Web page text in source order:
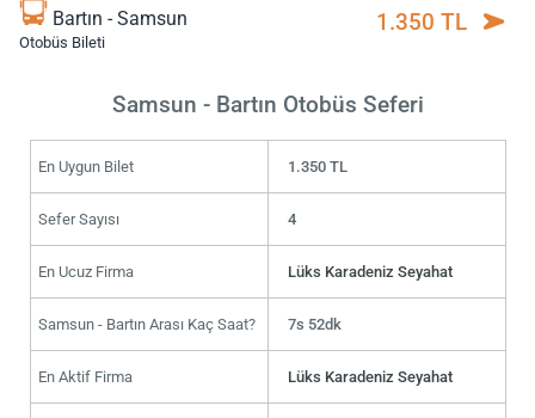
Bartın - Samsun
Otobüs Bileti
1.350 TL
Samsun - Bartın Otobüs Seferi
En Uygun Bilet 1.350 TL
Sefer Sayısı 4
En Ucuz Firma Lüks Karadeniz Seyahat
Samsun - Bartın Arası Kaç Saat? 7s 52dk
En Aktif Firma Lüks Karadeniz Seyahat